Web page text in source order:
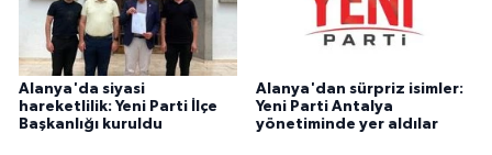
Alanya'da siyasi
hareketlilik: Yeni Parti İlçe
Başkanlığı kuruldu
Alanya'dan sürpriz isimler:
Yeni Parti Antalya
yönetiminde yer aldılar